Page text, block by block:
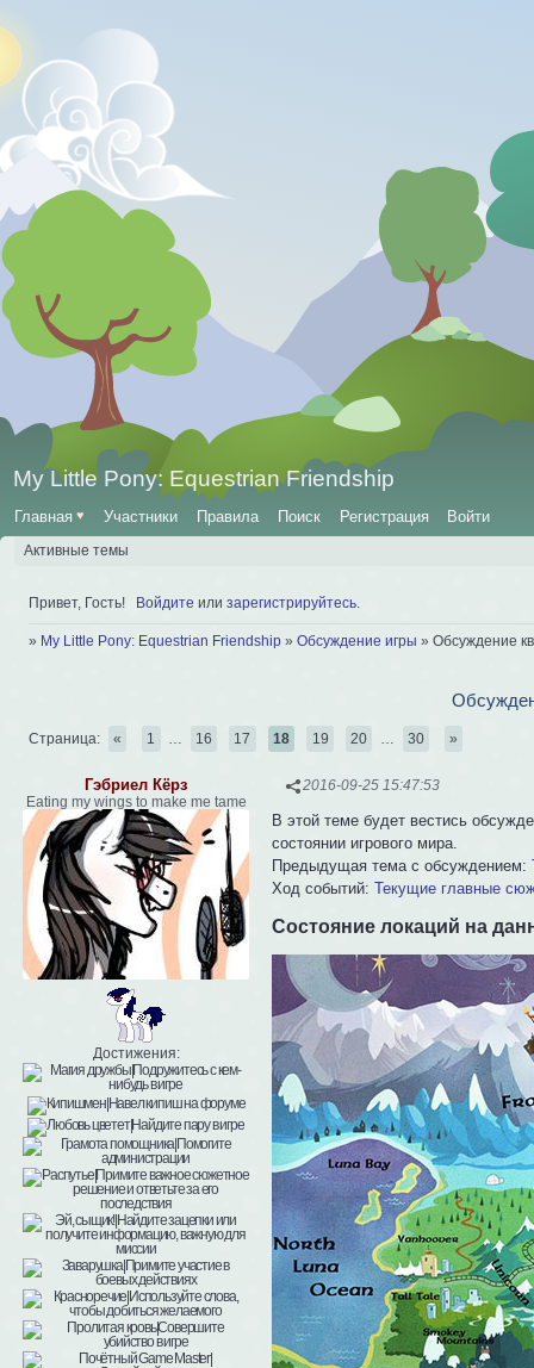
My Little Pony: Equestrian Friendship
Главная ♥ Участники Правила Поиск Регистрация Войти
Активные темы
Привет, Гость! Войдите или зарегистрируйтесь
» My Little Pony: Equestrian Friendship » Обсуждение игры » Обсуждение
Страница: « 1 16 17 18 19 20 30 »
2016-09-25 15:47:53
Гэбриел Кёрз
Eating my wings to make me tame
Достижения:
В этой теме будет вестись
состоянии игрового мира.
Предыдущая тема с обсуждением:
Ход событий:Текущие главные
Состояние локаций на